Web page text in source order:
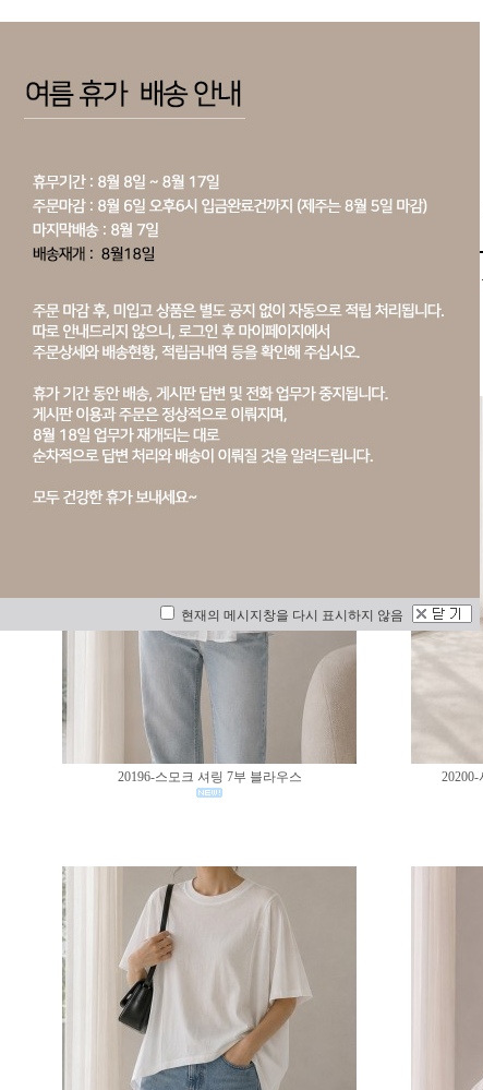
20196-스모크 셔링 7부 블라우스
현재의 메시지창을 다시 표시하지 않음